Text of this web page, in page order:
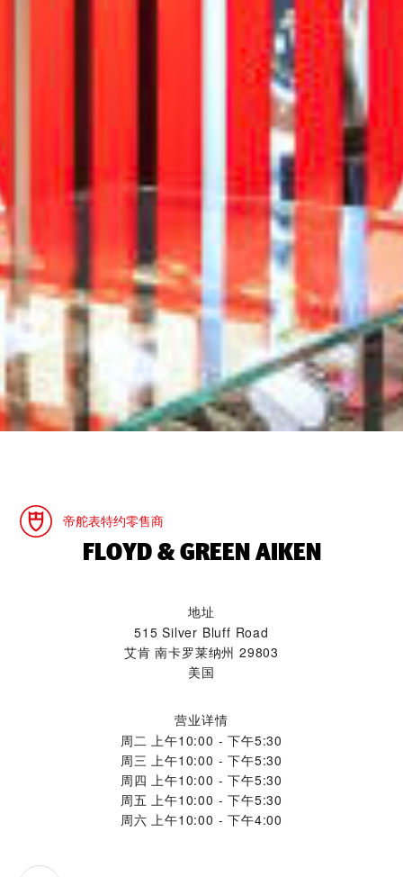
帝舵表特约零售商
‭FLOYD & GREEN AIKEN‬
地址
515 Silver Bluff Road
艾肯 南卡罗莱纳州 29803
美国
营业详情
周二
上午10:00 - 下午5:30
周三 上午10:00 - 下午5:30
周四 上午10:00 - 下午5:30
周五 上午10:00 - 下午5:30
周六 上午10:00 - 下午4:00